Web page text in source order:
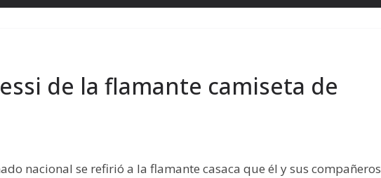
de la flamante camiseta de
nacional se refirió a la flamante casaca que él y sus compañeros